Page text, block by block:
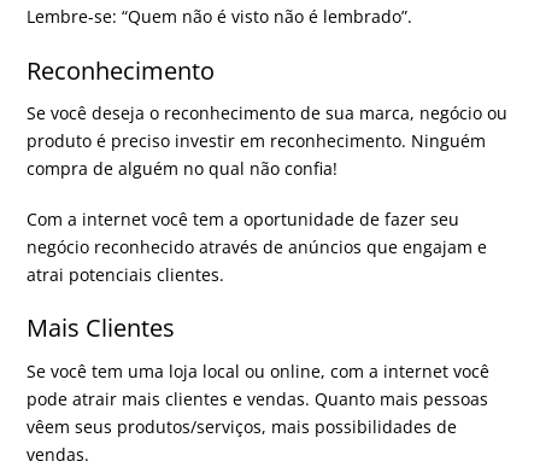
Lembre-se: “Quem não é visto não é lembrado”.
Reconhecimento
Se você deseja o reconhecimento de sua marca, negócio ou
produto é preciso investir em reconhecimento. Ninguém
compra de alguém no qual não confia!
Com a internet você tem a oportunidade de fazer seu
negócio reconhecido através de anúncios que engajam e
atrai potenciais clientes.
Mais Clientes
Se você tem uma loja local ou online, com a internet você
pode atrair maisclientes e vendas. Quanto mais pessoas
vêem seus produtos/serviços, mais possibilidades de
vendas.